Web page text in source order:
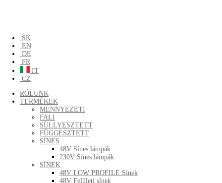
SK
EN
DE
FR
IT
CZ
RÓLUNK
TERMÉKEK
MENNYEZETI
FALI
SÜLLYESZTETT
FÜGGESZTETT
SÍNES
48V Sínes lámpák
230V Sínes lámpák
SÍNEK
48V LOW PROFILE Sínek
48V Felületi sínek